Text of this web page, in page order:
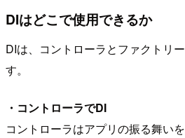
DIはどこで使用できるか
DIは、コントローラとファクトリ
す。
・コントローラでDI
コントローラはアプリの振る舞い